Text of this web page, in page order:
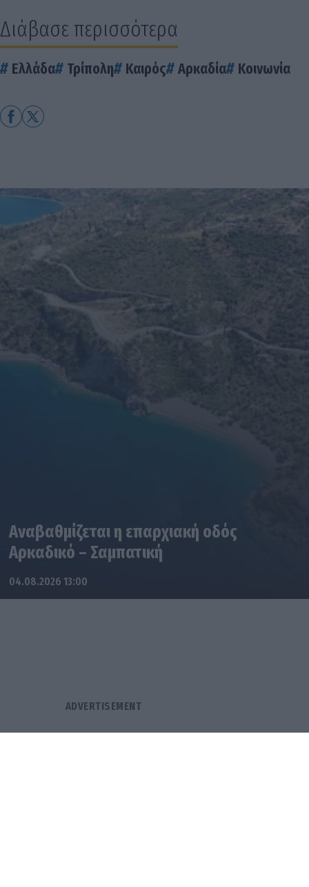
Διάβασε περισσότερα
Ελλάδα Τρίπολη Καιρός Αρκαδία Κοινωνία
Αναβαθμίζεται η επαρχιακή οδός
Αρκαδικό – Σαμπατική
04.08.2026 13:00